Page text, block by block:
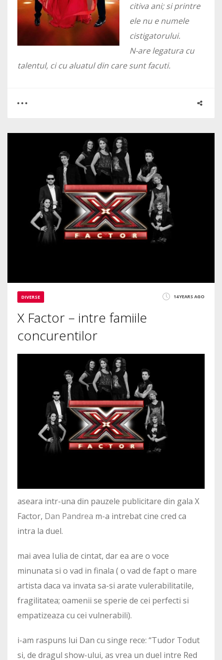
citiva ani; si printre
ele nu e numele
cistigatorului.
N-are legatura cu
talentul, ci cu aluatul din care sunt facuti.
DIVERSE 14 YEARS AGO
X Factor – intre famiile
concurentilor
aseara intr-una din pauzele publicitare din gala X
Factor, Dan Pandrea m-a intrebat cine cred ca
intra la duel.
mai avea Iulia de cintat, dar ea are o voce
minunata si o vad in finala ( o vad de fapt o mare
artista daca va invata sa-si arate vulerabilitatile,
fragilitatea; oamenii se sperie de cei perfecti si
empatizeaza cu cei vulnerabili).
i-am raspuns lui Dan cu singe rece: “Tudor Todut
si, de dragul show-ului, as vrea un duel intre Red